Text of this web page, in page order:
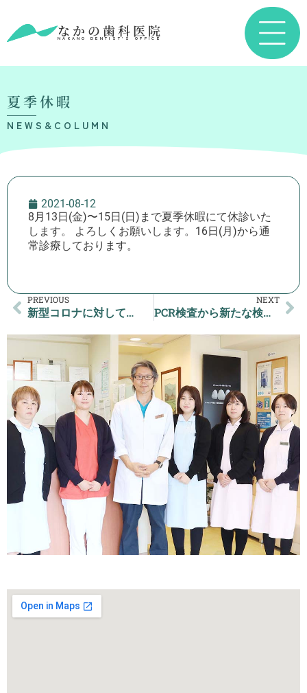
なかの歯科医院
NAKANO DENTIST’S OFFICE
夏季休暇
NEWS&COLUMN
2021-08-12
8月13日(金)〜15日(日)まで夏季休暇にて休診いた
します。 よろしくお願いします。16日(月)から通
常診療しております。
PREVIOUS
新型コロナに対して…
NEXT
PCR検査から新たな検査法へ…